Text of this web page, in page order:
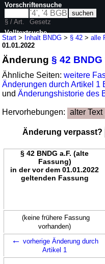
Start > Inhalt BNDG > § 42 >alle
01.01.2022
Änderung§ 42 BNDG
Ähnliche Seiten:weitere
Änderungen durch Artikel 1
undÄnderungshistorie des
Hervorhebungen: alter Text
Änderung verpasst?
§ 42 BNDG a.F. (alte
Fassung)
in der vor dem 01.01.2022
geltenden Fassung
(keine frühere Fassung
vorhanden)
← vorherige Änderung durch
Artikel 1
Vorschriftensuche
§ / Art.
Gesetz
Volltextsuche